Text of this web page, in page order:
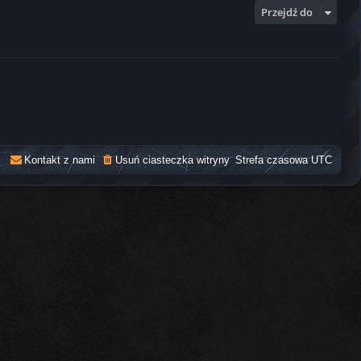
Przejdź do
Strefa czasowaUTC
Usuń ciasteczka witryny
Kontakt z nami